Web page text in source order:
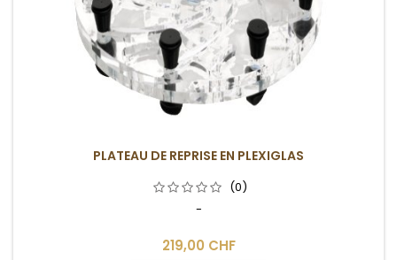
PLATEAU DE REPRISE EN PLEXIGLAS
(0)
-
219,00 CHF